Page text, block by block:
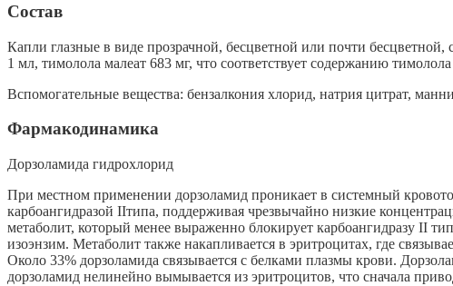
Состав
Капли глазные в виде прозрачной, бесцветной или почти бесцветной,
1 мл, тимолола малеат 683 мг, что соответствует содержанию
Вспомогательные вещества: бензалкония хлорид, натрия цитрат,
Фармакодинамика
Дорзоламида гидрохлорид
При местном применении дорзоламид проникает в системный
карбоангидразой IIтипа, поддерживая чрезвычайно низкие
метаболит, который менее выраженно блокирует карбоангидразу II
изоэнзим. Метаболит также накапливается в эритроцитах, где
Около 33% дорзоламида связывается с белками плазмы крови.
дорзоламид нелинейно вымывается из эритроцитов, что сначала